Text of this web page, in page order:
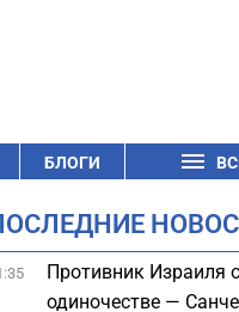
БЛОГИ
Противник Израиля
одиночестве —